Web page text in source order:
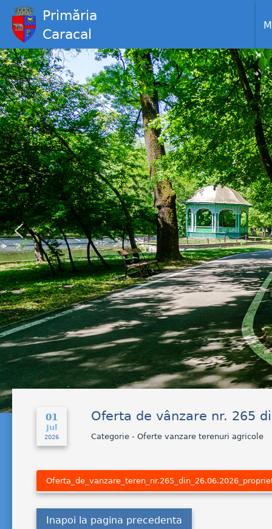
Primăria
Caracal
01
Jul
2026
Oferta de vânzare nr. 265
Categorie - Oferte vanzare terenuri agricole
Inapoi la pagina precedenta